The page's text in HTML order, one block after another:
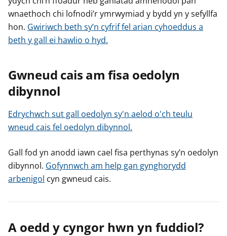
wnaethoch chi lofnodi’r ymrwymiad y bydd yn y sefyllfa
hon. Gwiriwch beth sy’n cyfrif fel arian cyhoeddus a
beth y gall ei hawlio o hyd.
Gwneud cais am fisa oedolyn
dibynnol
Edrychwch sut gall oedolyn sy'n aelod o'ch teulu
wneud cais fel oedolyn dibynnol.
Gall fod yn anodd iawn cael fisa perthynas sy’n oedolyn
dibynnol. Gofynnwch am help gan gynghorydd
arbenigol cyn gwneud cais.
A oedd y cyngor hwn yn fuddiol?